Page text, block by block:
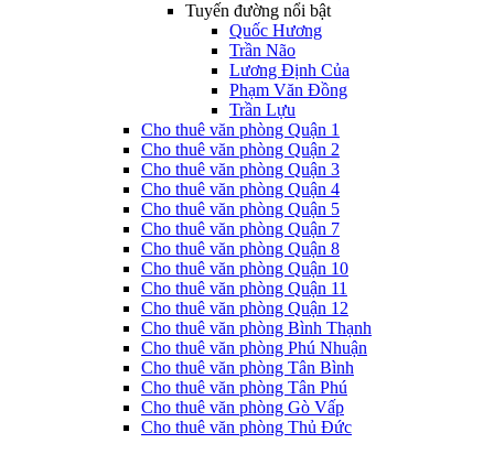
Tuyến đường nổi bật
Quốc Hương
Trần Não
Lương Định Của
Phạm Văn Đồng
Trần Lựu
Cho thuê văn phòng Quận 1
Cho thuê văn phòng Quận 2
Cho thuê văn phòng Quận 3
Cho thuê văn phòng Quận 4
Cho thuê văn phòng Quận 5
Cho thuê văn phòng Quận 7
Cho thuê văn phòng Quận 8
Cho thuê văn phòng Quận 10
Cho thuê văn phòng Quận 11
Cho thuê văn phòng Quận 12
Cho thuê văn phòng Bình Thạnh
Cho thuê văn phòng Phú Nhuận
Cho thuê văn phòng Tân Bình
Cho thuê văn phòng Tân Phú
Cho thuê văn phòng Gò Vấp
Cho thuê văn phòng Thủ Đức